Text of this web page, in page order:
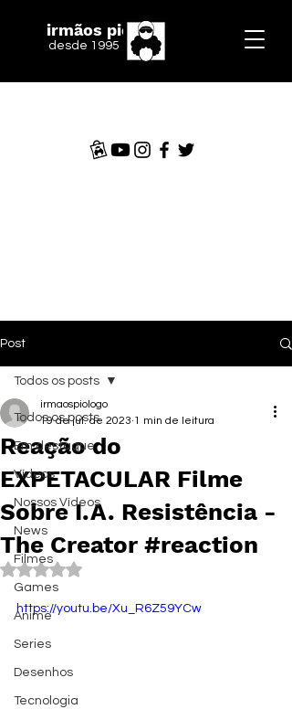
irmãos piologo
desde 1995
Post
Todos os posts
Em destaque
Vídeos
Nossos Vídeos
News
Filmes
Games
Anime
Series
Desenhos
Tecnologia
Todos os posts
Reação do
EXPETACULAR Filme
Sobre I.A. Resistência -
The Creator #reaction
irmaospiologo
19 de jul. de 2023 1 min de leitura
Avaliado com NaN de 5 estrelas.
https://youtu.be/Xu_R6Z59YCw